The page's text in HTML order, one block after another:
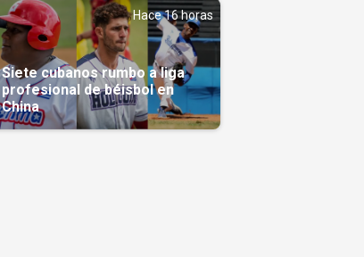
Hace 16 horas
Siete cubanos rumbo a liga
profesional de béisbol en
China